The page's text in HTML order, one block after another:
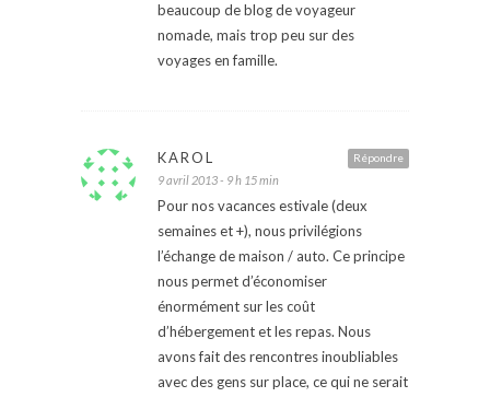
beaucoup de blog de voyageur
nomade, mais trop peu sur des
voyages en famille.
Répondre
KAROL
9 avril 2013 - 9 h 15 min
Pour nos vacances estivale (deux
semaines et +), nous privilégions
l’échange de maison / auto. Ce principe
nous permet d’économiser
énormément sur les coût
d’hébergement et les repas. Nous
avons fait des rencontres inoubliables
avec des gens sur place, ce qui ne serait